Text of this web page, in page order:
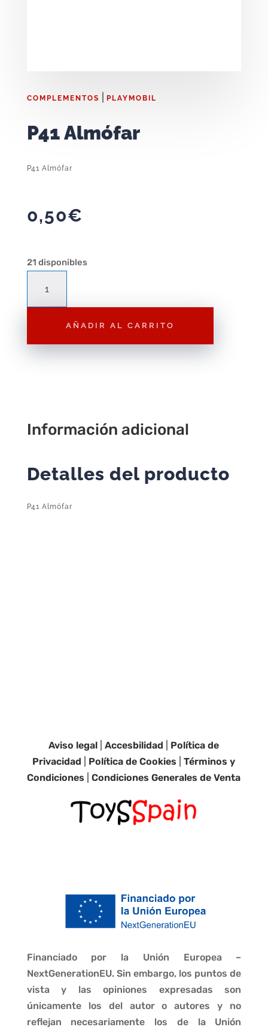
COMPLEMENTOS PLAYMOBIL
P41 Almófar
P41 Almófar
0,50€
21 disponibles
Almófar
AÑADIR AL CARRITO
Información adicional
Detalles del producto
P41 Almófar
Aviso legal |Accesbilidad
Política de
Privacidad
Política de Cookies |Términos y
Condiciones |Condiciones Generales de Venta
Financiado por la Unión Europea –
NextGenerationEU. Sin embargo, los puntos de
vista y las opiniones expresadas son
únicamente los del autor o autores y no
reflejan necesariamente los de la Unión